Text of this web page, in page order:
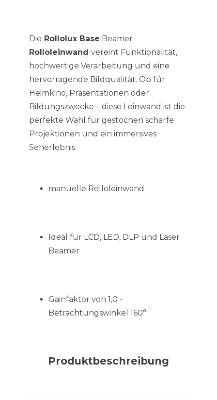
Die Rollolux Base Beamer
Rolloleinwand vereint Funktionalität,
hochwertige Verarbeitung und eine
hervorragende Bildqualität. Ob für
Heimkino, Präsentationen oder
Bildungszwecke – diese Leinwand ist die
perfekte Wahl für gestochen scharfe
Projektionen und ein immersives
Seherlebnis.
manuelle Rolloleinwand
Ideal für LCD, LED, DLP und Laser
Beamer
Gainfaktor von 1,0 -
Betrachtungswinkel 160°
Produktbeschreibung